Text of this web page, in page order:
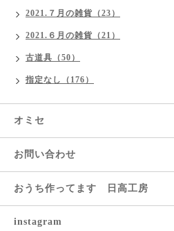
2021.７月の雑貨（23）
2021.６月の雑貨（21）
古道具（50）
指定なし（176）
オミセ
お問い合わせ
おうち作ってます 日高工房
instagram